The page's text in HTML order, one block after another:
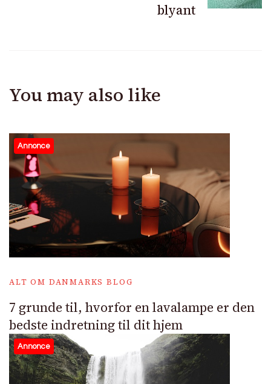
blyant
You may also like
Annonce
ALT OM DANMARKS BLOG
7 grunde til, hvorfor en lavalampe er den
bedste indretning til dit hjem
Annonce